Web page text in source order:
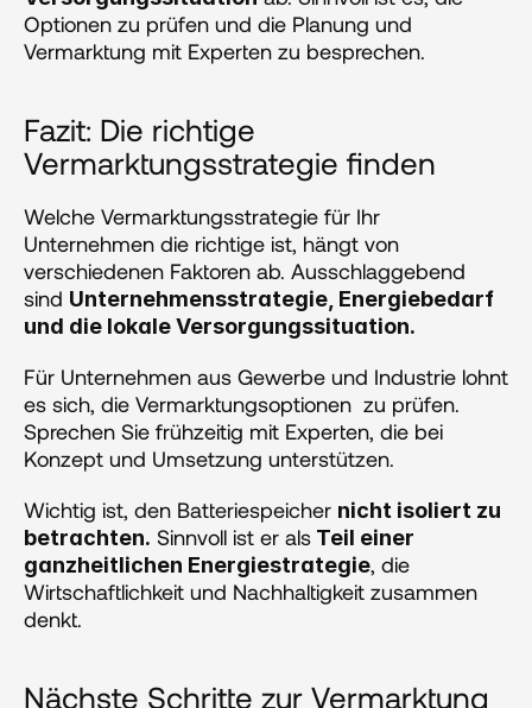
Optionen zu prüfen und die Planung und
Vermarktung mit Experten zu besprechen.
Fazit: Die richtige
Vermarktungsstrategie finden
Welche Vermarktungsstrategie für Ihr
Unternehmen die richtige ist, hängt von
verschiedenen Faktoren ab. Ausschlaggebend
sind Unternehmensstrategie, Energiebedarf
und die lokale Versorgungssituation.
Für Unternehmen aus Gewerbe und Industrie lohnt
es sich, die Vermarktungsoptionen  zu prüfen.
Sprechen Sie frühzeitig mit Experten, die bei
Konzept und Umsetzung unterstützen.
Wichtig ist, den Batteriespeicher nicht isoliert zu
betrachten. Sinnvoll ist er als Teil einer
ganzheitlichen Energiestrategie, die
Wirtschaftlichkeit und Nachhaltigkeit zusammen
denkt.
Nächste Schritte zur Vermarktung